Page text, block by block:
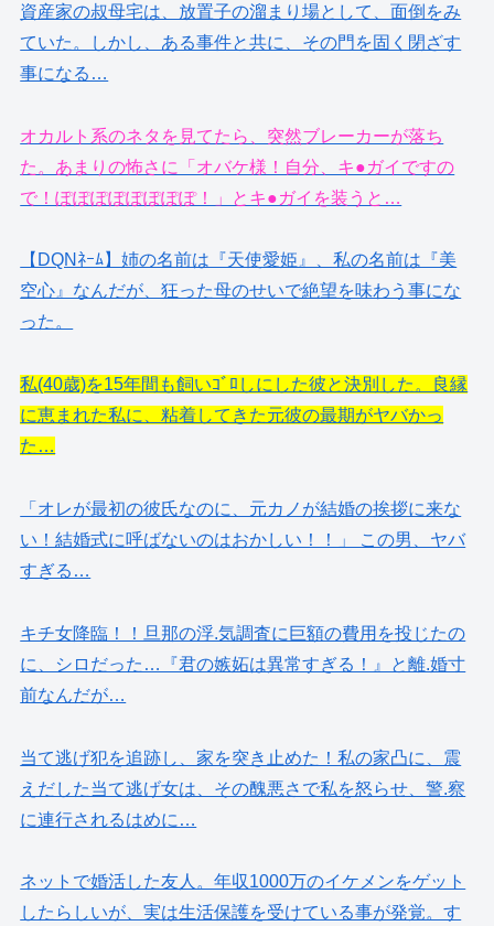
資産家の叔母宅は、放置子の溜まり場として、面倒をみ
ていた。しかし、ある事件と共に、その門を固く閉ざす
事になる…
オカルト系のネタを見てたら、突然ブレーカーが落ち
た。あまりの怖さに「オバケ様！自分、キ●ガイですの
で！ぽぽぽぽぽぽぽぽ！」とキ●ガイを装うと…
【DQNﾈｰﾑ】姉の名前は『天使愛姫』、私の名前は『美
空心』なんだが、狂った母のせいで絶望を味わう事にな
った。
私(40歳)を15年間も飼いｺﾞﾛしにした彼と決別した。良縁
に恵まれた私に、粘着してきた元彼の最期がヤバかっ
た…
「オレが最初の彼氏なのに、元カノが結婚の挨拶に来な
い！結婚式に呼ばないのはおかしい！！」 この男、ヤバ
すぎる…
キチ女降臨！！旦那の浮.気調査に巨額の費用を投じたの
に、シロだった…『君の嫉妬は異常すぎる！』と離.婚寸
前なんだが…
当て逃げ犯を追跡し、家を突き止めた！私の家凸に、震
えだした当て逃げ女は、その醜悪さで私を怒らせ、警.察
に連行されるはめに…
ネットで婚活した友人。年収1000万のイケメンをゲット
したらしいが、実は生活保護を受けている事が発覚。す